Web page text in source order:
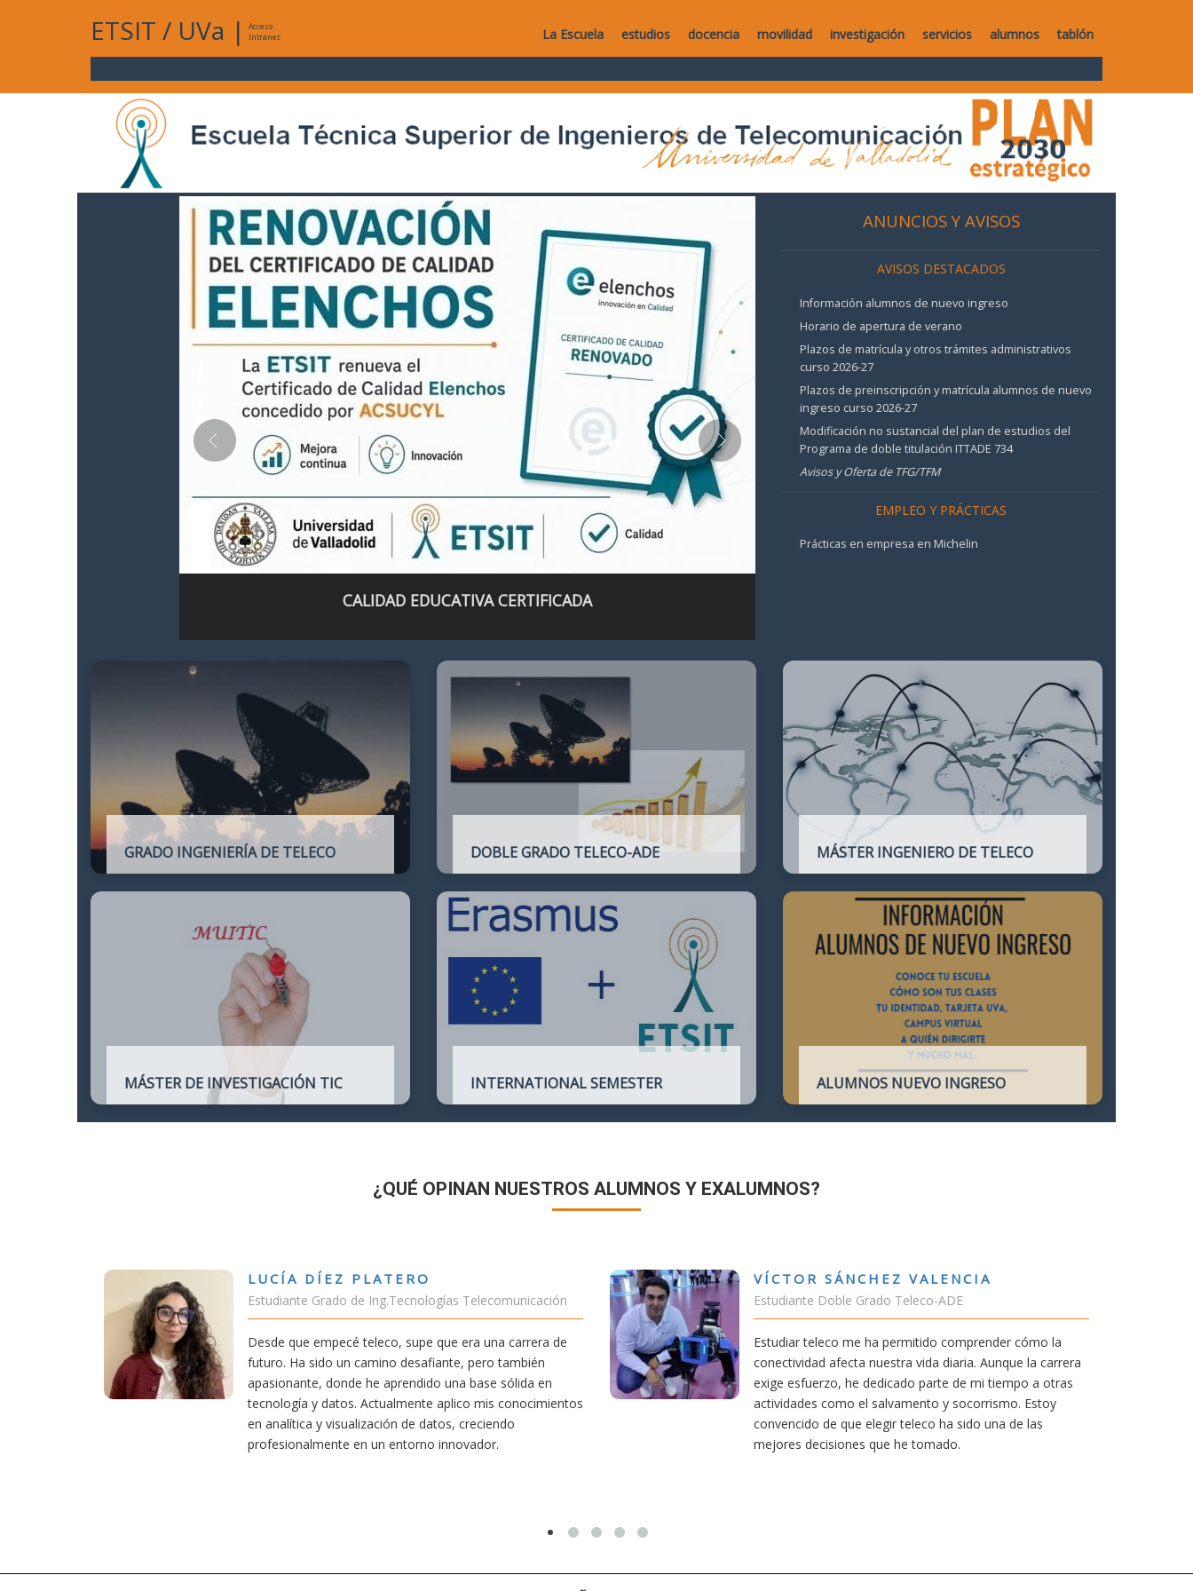
ETSIT / UVa |
Acceso
Intranet
La Escuela estudios docencia movilidad investigación servicios alumnos tablón
CALIDAD EDUCATIVA CERTIFICADA
ANUNCIOS Y AVISOS
AVISOS DESTACADOS
Información alumnos de nuevo ingreso
Horario de apertura de verano
Plazos de matrícula y otros trámites administrativos
curso 2026-27
Plazos de preinscripción y matrícula alumnos de nuevo
ingreso curso 2026-27
Modificación no sustancial del plan de estudios del
Programa de doble titulación ITTADE 734
Avisos y Oferta de TFG/TFM
EMPLEO Y PRÁCTICAS
Prácticas en empresa en Michelin
GRADO INGENIERÍA DE TELECO DOBLE GRADO TELECO-ADE
Ingeniería de Telecomunicación con la de
Administración y Dirección de Empresas
MÁSTER INGENIERO DE TELECO
profesionales del Ingeniero de
Telecomunicación y que habilita para el
ejercicio de la profesión.
MÁSTER DE INVESTIGACIÓN TIC INTERNATIONAL SEMESTER ALUMNOS NUEVO INGRESO
¿QUÉ OPINAN NUESTROS ALUMNOS Y EXALUMNOS?
LUCÍA DÍEZ PLATERO
Estudiante Grado de Ing.Tecnologías Telecomunicación
Desde que empecé teleco, supe que era una carrera de
futuro. Ha sido un camino desafiante, pero también
apasionante, donde he aprendido una base sólida en
tecnología y datos. Actualmente aplico mis conocimientos
en analítica y visualización de datos, creciendo
profesionalmente en un entorno innovador.
VÍCTOR SÁNCHEZ VALENCIA
Estudiante Doble Grado Teleco-ADE
Estudiar teleco me ha permitido comprender cómo la
conectividad afecta nuestra vida diaria. Aunque la carrera
exige esfuerzo, he dedicado parte de mi tiempo a otras
actividades como el salvamento y socorrismo. Estoy
convencido de que elegir teleco ha sido una de las
mejores decisiones que he tomado.
mía siempre ha